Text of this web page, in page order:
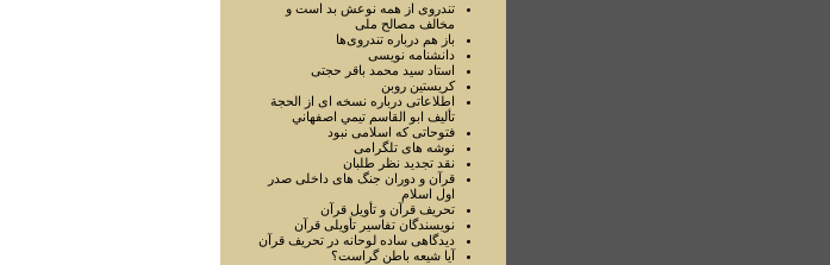
تندروی از همه نوعش بد است و
مخالف مصالح ملی
باز هم درباره تندروی‌ها
دانشنامه نویسی
استاد سيد محمد باقر حجتی
کریستین روبن
اطلاعاتی درباره نسخه ای از الحجة
تأليف ابو القاسم تيمي اصفهاني
فتوحاتی که اسلامی نبود
نوشه های تلگرامی
نقد تجدید نظر طلبان
قرآن و دوران جنگ های داخلی صدر
اول اسلام
تحريف قرآن و تأويل قرآن
نويسندگان تفاسير تأويلی قرآن
ديدگاهی ساده لوحانه در تحريف قرآن
آيا شيعه باطن گراست؟